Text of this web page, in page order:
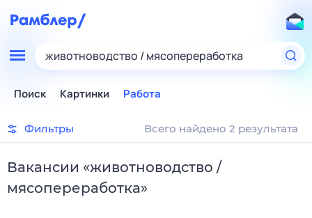
животноводство / мясопереработка
Поиск Картинки Работа
Фильтры Всего найдено 2 результата
Вакансии «животноводство /
мясопереработка»